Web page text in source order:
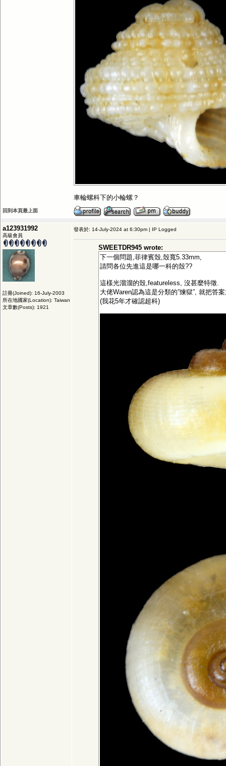
車輪螺科下的小輪螺？
回到本頁最上面
a123931992
高級會員
註冊(Joined): 16-July-2003
所在地國家(Location): Taiwan
文章數(Posts): 1921
發表於: 14-July-2024 at 6:30pm | IP Logged
SWEETDR945 wrote:
下一個問題,菲律賓殼,殼寬5.33mm,
請問各位先進這是哪一科的殼??
這樣光溜溜的殼,featureless, 沒甚麼特徵.
大佬Waren認為這是分類的”煉獄”, 就把答
(我花5年才確認超科)